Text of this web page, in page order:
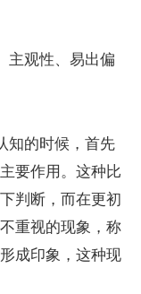
观性、易出偏
的时候，首先
要作用。这种比
判断，而在更初
重视的现象，称
成印象，这种现